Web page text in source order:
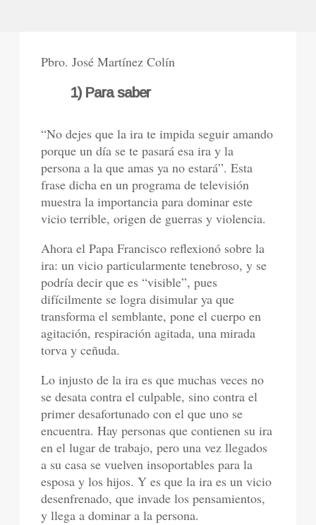
Pbro. José Martínez Colín
1) Para saber
“No dejes que la ira te impida seguir amando
porque un día se te pasará esa ira y la
persona a la que amas ya no estará”. Esta
frase dicha en un programa de televisión
muestra la importancia para dominar este
vicio terrible, origen de guerras y violencia.
Ahora el Papa Francisco reflexionó sobre la
ira: un vicio particularmente tenebroso, y se
podría decir que es “visible”, pues
difícilmente se logra disimular ya que
transforma el semblante, pone el cuerpo en
agitación, respiración agitada, una mirada
torva y ceñuda.
Lo injusto de la ira es que muchas veces no
se desata contra el culpable, sino contra el
primer desafortunado con el que uno se
encuentra. Hay personas que contienen su ira
en el lugar de trabajo, pero una vez llegados
a su casa se vuelven insoportables para la
esposa y los hijos. Y es que la ira es un vicio
desenfrenado, que invade los pensamientos,
y llega a dominar a la persona.